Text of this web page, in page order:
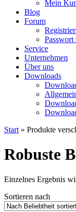
Mein
Blog
Forum
Passwort
Service
Unternehmen
Über uns
Downloads
Start » Produkte
Robuste
Einzelnes Ergebnis
Sortieren nach